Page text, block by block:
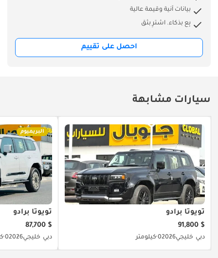
بيانات آنية وقيمة عالية
بِع بذكاء. اشترِ بثق
احصل على تقييم
سيارات مشابهة
تويوتا برادو
$ 91,800
دبي خليجي20260 كيلومتر
البريميوم
تويوتا برادو
$ 87,700
دبي خليجي20260 كيلومتر